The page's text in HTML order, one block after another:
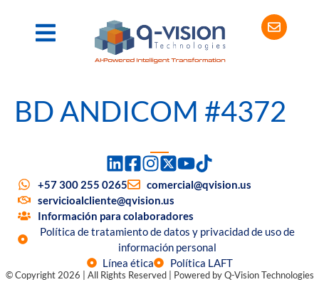
BD ANDICOM #4372
+57 300 255 0265
comercial@qvision.us
servicioalcliente@qvision.us
Información para colaboradores
Política de tratamiento de datos y privacidad de uso de
información personal
Línea ética
Política LAFT
© Copyright 2026 | All Rights Reserved | Powered by Q-Vision Technologies